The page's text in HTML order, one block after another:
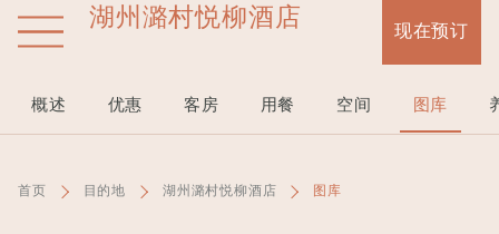
现在预订
首页 目的地 湖州潞村悦柳酒店 图库
湖州潞村悦柳酒店
概述 优惠 客房 用餐 空间 图库